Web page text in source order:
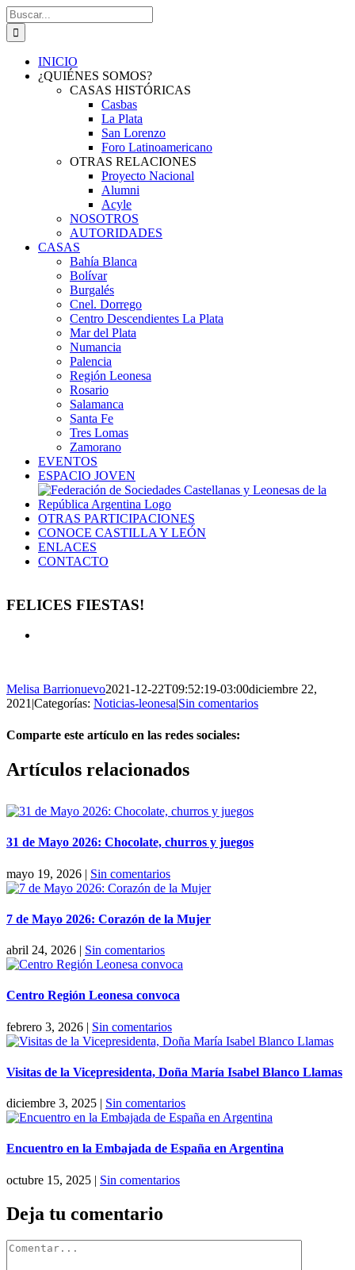
Saltar
al
contenido
Buscar:
INICIO
¿QUIÉNES SOMOS?
CASAS HISTÓRICAS
Casbas
La Plata
San Lorenzo
Foro Latinoamericano
OTRAS RELACIONES
Proyecto Nacional
Alumni
Acyle
NOSOTROS
AUTORIDADES
CASAS
Bahía Blanca
Bolívar
Burgalés
Cnel. Dorrego
Centro Descendientes La Plata
Mar del Plata
Numancia
Palencia
Región Leonesa
Rosario
Salamanca
Santa Fe
Tres Lomas
Zamorano
EVENTOS
ESPACIO JOVEN
OTRAS PARTICIPACIONES
CONOCE CASTILLA Y LEÓN
ENLACES
CONTACTO
FELICES FIESTAS!
Melisa Barrionuevo2021-12-22T09:52:19-03:00diciembre 22,
2021|Categorías: Noticias-leonesa|Sin comentarios
Comparte este artículo en las redes sociales:
Facebook
X
Reddit
LinkedIn
Pinterest
Vk
Artículos relacionados
31 de Mayo 2026: Chocolate, churros y juegos
mayo 19, 2026 | Sin comentarios
7 de Mayo 2026: Corazón de la Mujer
abril 24, 2026 | Sin comentarios
Centro Región Leonesa convoca
febrero 3, 2026 | Sin comentarios
Visitas de la Vicepresidenta, Doña María Isabel Blanco Llamas
diciembre 3, 2025 | Sin comentarios
Encuentro en la Embajada de España en Argentina
octubre 15, 2025 | Sin comentarios
Deja tu comentario
Comentar